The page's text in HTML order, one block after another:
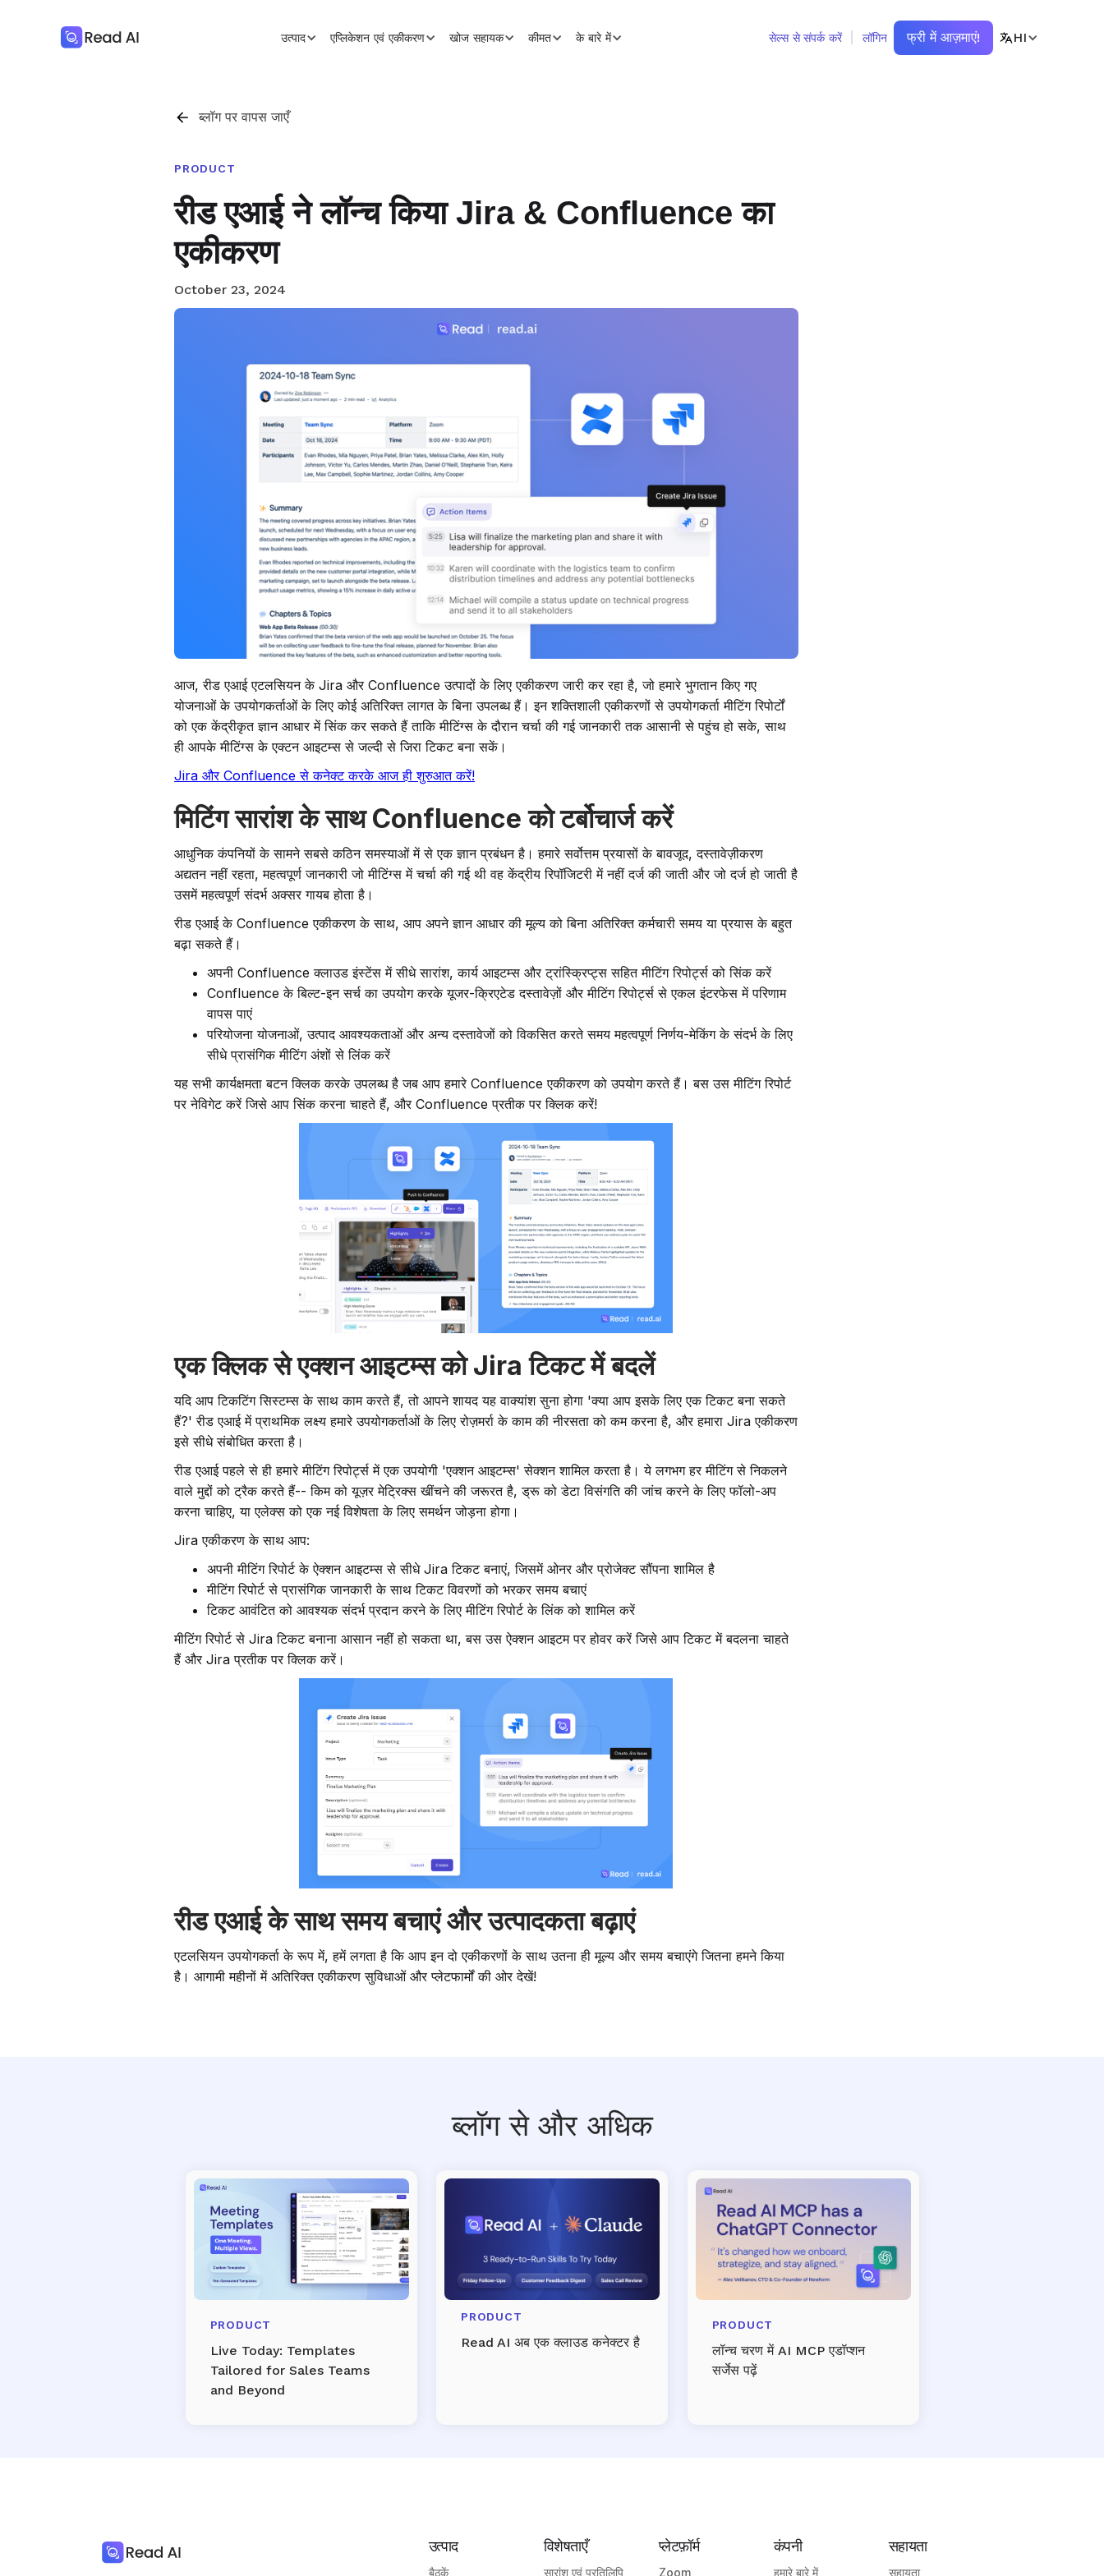
उत्पाद एप्लिकेशन एवं एकीकरण खोज सहायक कीमत के बारे में सेल्स से संपर्क करें लॉगिन फ्री में आज़माएं! HI
ब्लॉग पर वापस जाएँ
PRODUCT
रीड एआई ने लॉन्च किया Jira & Confluence का
एकीकरण
October 23, 2024
आज, रीड एआई एटलसियन के Jira और Confluence उत्पादों के लिए एकीकरण जारी कर रहा है, जो हमारे भुगतान किए गए
योजनाओं के उपयोगकर्ताओं के लिए कोई अतिरिक्त लागत के बिना उपलब्ध हैं। इन शक्तिशाली एकीकरणों से उपयोगकर्ता मीटिंग रिपोर्टों
को एक केंद्रीकृत ज्ञान आधार में सिंक कर सकते हैं ताकि मीटिंग्स के दौरान चर्चा की गई जानकारी तक आसानी से पहुंच हो सके, साथ
ही आपके मीटिंग्स के एक्टन आइटम्स से जल्दी से जिरा टिकट बना सकें।
Jira और Confluence से कनेक्ट करके आज ही शुरुआत करें!
मिटिंग सारांश के साथ Confluence को टर्बोचार्ज करें
आधुनिक कंपनियों के सामने सबसे कठिन समस्याओं में से एक ज्ञान प्रबंधन है। हमारे सर्वोत्तम प्रयासों के बावजूद, दस्तावेज़ीकरण
अद्यतन नहीं रहता, महत्वपूर्ण जानकारी जो मीटिंग्स में चर्चा की गई थी वह केंद्रीय रिपॉजिटरी में नहीं दर्ज की जाती और जो दर्ज हो जाती है
उसमें महत्वपूर्ण संदर्भ अक्सर गायब होता है।
रीड एआई के Confluence एकीकरण के साथ, आप अपने ज्ञान आधार की मूल्य को बिना अतिरिक्त कर्मचारी समय या प्रयास के बहुत
बढ़ा सकते हैं।
अपनी Confluence क्लाउड इंस्टेंस में सीधे सारांश, कार्य आइटम्स और ट्रांस्क्रिप्ट्स सहित मीटिंग रिपोर्ट्स को सिंक करें
Confluence के बिल्ट-इन सर्च का उपयोग करके यूजर-क्रिएटेड दस्तावेज़ों और मीटिंग रिपोर्ट्स से एकल इंटरफेस में परिणाम
वापस पाएं
परियोजना योजनाओं, उत्पाद आवश्यकताओं और अन्य दस्तावेजों को विकसित करते समय महत्वपूर्ण निर्णय-मेकिंग के संदर्भ के लिए
सीधे प्रासंगिक मीटिंग अंशों से लिंक करें
यह सभी कार्यक्षमता बटन क्लिक करके उपलब्ध है जब आप हमारे Confluence एकीकरण को उपयोग करते हैं। बस उस मीटिंग रिपोर्ट
पर नेविगेट करें जिसे आप सिंक करना चाहते हैं, और Confluence प्रतीक पर क्लिक करें!
एक क्लिक से एक्शन आइटम्स को Jira टिकट में बदलें
यदि आप टिकटिंग सिस्टम्स के साथ काम करते हैं, तो आपने शायद यह वाक्यांश सुना होगा 'क्या आप इसके लिए एक टिकट बना सकते
हैं?' रीड एआई में प्राथमिक लक्ष्य हमारे उपयोगकर्ताओं के लिए रोज़मर्रा के काम की नीरसता को कम करना है, और हमारा Jira एकीकरण
इसे सीधे संबोधित करता है।
रीड एआई पहले से ही हमारे मीटिंग रिपोर्ट्स में एक उपयोगी 'एक्शन आइटम्स' सेक्शन शामिल करता है। ये लगभग हर मीटिंग से निकलने
वाले मुद्दों को ट्रैक करते हैं-- किम को यूज़र मेट्रिक्स खींचने की जरूरत है, ड्रू को डेटा विसंगति की जांच करने के लिए फॉलो-अप
करना चाहिए, या एलेक्स को एक नई विशेषता के लिए समर्थन जोड़ना होगा।
Jira एकीकरण के साथ आप:
अपनी मीटिंग रिपोर्ट के ऐक्शन आइटम्स से सीधे Jira टिकट बनाएं, जिसमें ओनर और प्रोजेक्ट सौंपना शामिल है
मीटिंग रिपोर्ट से प्रासंगिक जानकारी के साथ टिकट विवरणों को भरकर समय बचाएं
टिकट आवंटित को आवश्यक संदर्भ प्रदान करने के लिए मीटिंग रिपोर्ट के लिंक को शामिल करें
मीटिंग रिपोर्ट से Jira टिकट बनाना आसान नहीं हो सकता था, बस उस ऐक्शन आइटम पर होवर करें जिसे आप टिकट में बदलना चाहते
हैं और Jira प्रतीक पर क्लिक करें।
रीड एआई के साथ समय बचाएं और उत्पादकता बढ़ाएं
एटलसियन उपयोगकर्ता के रूप में, हमें लगता है कि आप इन दो एकीकरणों के साथ उतना ही मूल्य और समय बचाएंगे जितना हमने किया
है। आगामी महीनों में अतिरिक्त एकीकरण सुविधाओं और प्लेटफार्मों की ओर देखें!
ब्लॉग से और अधिक
PRODUCT
Live Today: Templates
Tailored for Sales Teams
and Beyond
PRODUCT
Read AI अब एक क्लाउड कनेक्टर है
PRODUCT
लॉन्च चरण में AI MCP एडॉप्शन
सर्जेस पढ़ें
उत्पाद
बैठकें
विशेषताएँ
सारांश एवं प्रतिलिपि
प्लेटफ़ॉर्म
Zoom
कंपनी
हमारे बारे में
सहायता
सहायता